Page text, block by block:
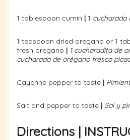
1 tablespoon cumin | 1 cucharada
1 teaspoon dried oregano or 1
fresh oregano | 1 cucharadita de
cucharada de orégano fresco
Cayenne pepper to taste |
Salt and pepper to taste | Sal y
Directions |